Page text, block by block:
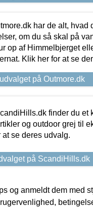
har de alt,
om du så skal på
op af Himmelbjerget
Klik her for at se
på Outmore.dk
finder du et
og outdoor grej til
at se deres udvalg.
på ScandiHills.dk
og anmeldt dem med